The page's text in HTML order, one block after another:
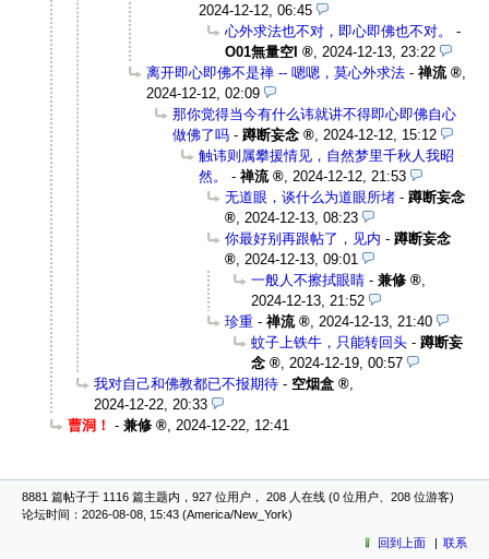
2024-12-12, 06:45
心外求法也不对，即心即佛也不对。
-
O01無量空I
2024-12-13, 23:22
离开即心即佛不是禅 -- 嗯嗯，莫心外求法 - 禅流
2024-12-12, 02:09
那你觉得当今有什么讳就讲不得即心即佛自心
做佛了吗 - 蹲断妄念
2024-12-12, 15:12
触讳则属攀援情见，自然梦里千秋人我昭
然。
- 禅流
2024-12-12, 21:53
无道眼，谈什么为道眼所堵 - 蹲断妄念
2024-12-13, 08:23
你最好别再跟帖了，见内 - 蹲断妄念
2024-12-13, 09:01
一般人不擦拭眼睛 - 兼修
2024-12-13, 21:52
珍重 - 禅流
2024-12-13, 21:40
蚊子上铁牛，只能转回头 - 蹲断妄
念
2024-12-19, 00:57
我对自己和佛教都已不报期待 - 空烟盒
2024-12-22, 20:33
曹洞！ - 兼修 2024-12-22, 12:41
8881 篇帖子于 1116 篇主题内，927 位用户， 208 人在线 (0 位用户、208 位游客)
论坛时间：2026-08-08, 15:43 (America/New_York)
回到上面 联系